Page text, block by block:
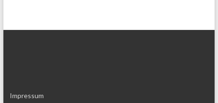
Impressum